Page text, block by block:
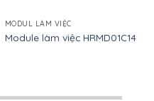
MODUL LÀM VIỆC
Module làm việc HRMD01C14